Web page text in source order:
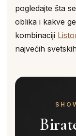
pogledajte šta
oblika i kakve
kombinaciji
najvećih